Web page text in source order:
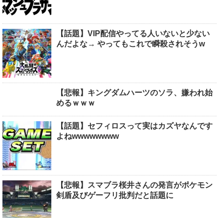
【話題】VIP配信やってる人いないと少ない
んだよな→ やってもこれで瞬殺されそうw
【悲報】キングダムハーツのソラ、嫌われ始
めるｗｗｗ
【話題】セフィロスって実はカズヤなんです
よねwwwwwwww
【悲報】スマブラ桜井さんの発言がポケモン
剣盾及びゲーフリ批判だと話題に